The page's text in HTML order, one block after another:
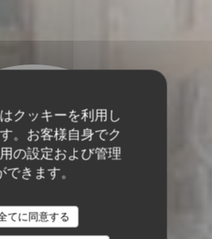
クッキーを利用し
。お客様自身でク
の設定および管理
できます。
てに同意する